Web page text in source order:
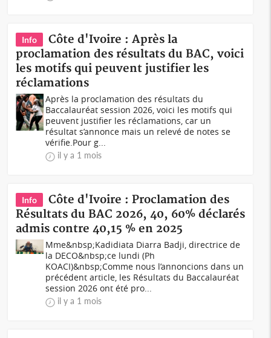
Info
Côte d'Ivoire : Après la
proclamation des résultats du BAC, voici
les motifs qui peuvent justifier les
réclamations
Après la proclamation des résultats du
Baccalauréat session 2026, voici les motifs qui
peuvent justifier les réclamations, car un
résultat s’annonce mais un relevé de notes se
vérifie.Pour g...
il y a 1 mois
Info
Côte d'Ivoire : Proclamation des
Résultats du BAC 2026, 40, 60% déclarés
admis contre 40,15 % en 2025
Mme&nbsp;Kadidiata Diarra Badji, directrice de
la DECO&nbsp;ce lundi (Ph
KOACI)&nbsp;Comme nous l’annoncions dans un
précédent article, les Résultats du Baccalauréat
session 2026 ont été pro...
il y a 1 mois